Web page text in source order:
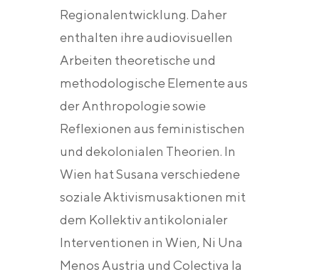
Regionalentwicklung. Daher
enthalten ihre audiovisuellen
Arbeiten theoretische und
methodologische Elemente aus
der Anthropologie sowie
Reflexionen aus feministischen
und dekolonialen Theorien. In
Wien hat Susana verschiedene
soziale Aktivismusaktionen mit
dem Kollektiv antikolonialer
Interventionen in Wien, Ni Una
Menos Austria und Colectiva la